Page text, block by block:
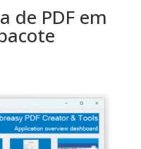
de PDF em